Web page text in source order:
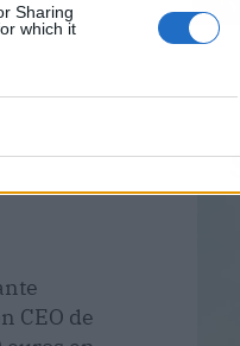
Sharing
which it
CEO de